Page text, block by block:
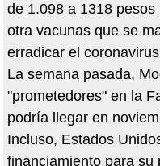
de 1.098 a 1318
otra vacunas que se
erradicar el
La semana pasada,
"prometedores" en la
podría llegar en
Incluso, Estados
financiamiento para su